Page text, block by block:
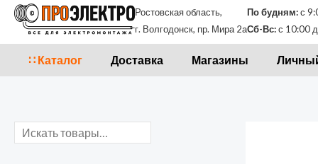
Перейти
Ростовская область,
г. Волгодонск, пр. Мира 2а
По будням:с
Сб-Вс:с 10:00
∷ Каталог Доставка Магазины
П